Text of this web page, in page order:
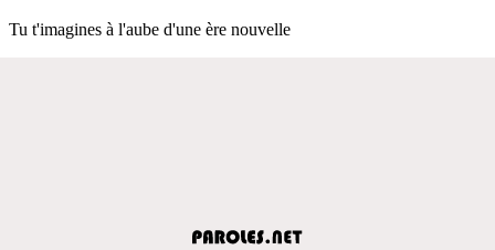
Tu t'imagines à l'aube d'une ère nouvelle